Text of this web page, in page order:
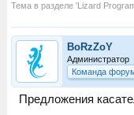
Тема в разделе 'Lizard
BoRzZoY
Администратор
Команда
Предложения